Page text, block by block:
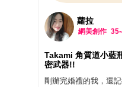
@takami_tw蘿拉
網美創作
Takami 角質道小藍
密武器!!
剛辦完婚禮的我，還